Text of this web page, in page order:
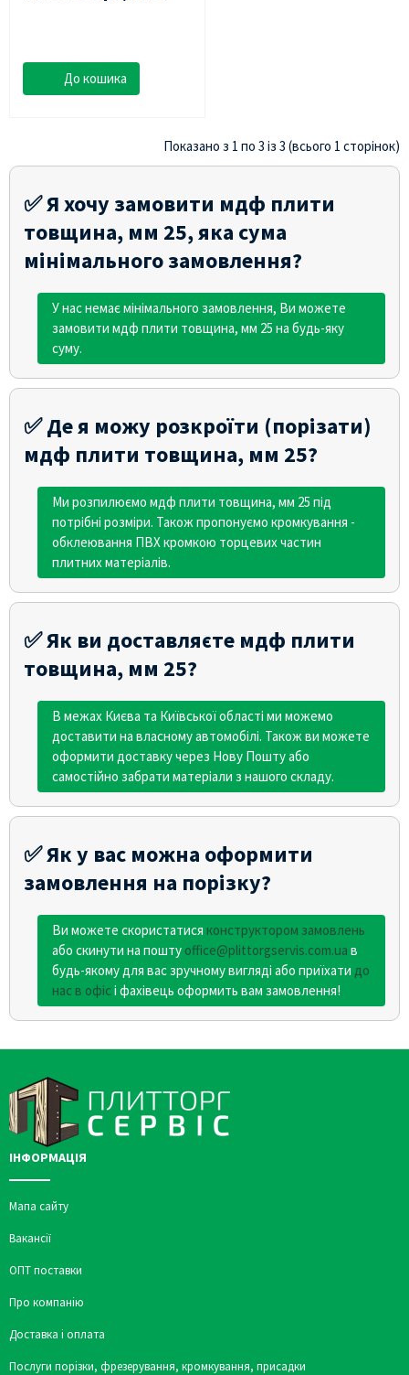
До кошика
Показано з 1 по 3 із 3 (всього 1 сторінок)
✅ Я хочу замовити мдф плити
товщина, мм 25, яка сума
мінімального замовлення?
У нас немає мінімального замовлення, Ви можете
замовити мдф плити товщина, мм 25 на будь-яку
суму.
✅ Де я можу розкроїти (порізати)
мдф плити товщина, мм 25?
Ми розпилюємо мдф плити товщина, мм 25 під
потрібні розміри. Також пропонуємо кромкування -
обклеювання ПВХ кромкою торцевих частин
плитних матеріалів.
✅ Як ви доставляєте мдф плити
товщина, мм 25?
В межах Києва та Київської області ми можемо
доставити на власному автомобілі. Також ви можете
оформити доставку через Нову Пошту або
самостійно забрати матеріали з нашого складу.
✅ Як у вас можна оформити
замовлення на порізку?
Ви можете скористатися конструктором замовлень
або скинути на пошту office@plittorgservis.com.ua в
будь-якому для вас зручному вигляді або приїхати до
нас в офіс і фахівець оформить вам замовлення!
ІНФОРМАЦІЯ
Мапа сайту
Вакансії
ОПТ поставки
Про компанію
Доставка і оплата
Послуги порізки, фрезерування, кромкування, присадки